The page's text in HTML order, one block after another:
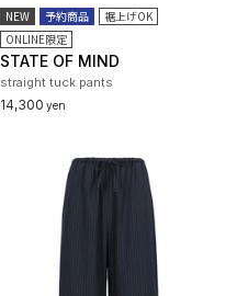
NEW 予約商品
裾上げOK
ONLINE限定
STATE OF MIND
straight tuck pants
14,300 yen